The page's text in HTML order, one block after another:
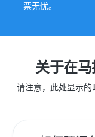
票无忧。
关于在
请注意，此处显示的